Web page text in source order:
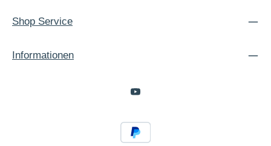
Shop Service
Informationen